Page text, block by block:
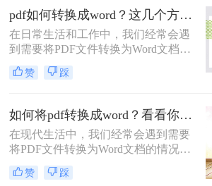
中，我们将介绍pdf转word怎么转换方
法，帮助您实现这一转换。
pdf如何转换成word？这几个方法教你轻松转换！
在日常生活和工作中，我们经常会遇
到需要将PDF文件转换为Word文档的
情况。转换后的文档可以方便地进行
编辑、排版和分享，满足不同的需
word方法，帮助您轻松实现转换。
赞 踩
如何将pdf转换成word？看看你最适合哪种方法！
在现代生活中，我们经常会遇到需要
将PDF文件转换为Word文档的情况。
不管是出于编辑需要，还是为了方便
和共享，将PDF转换为Word是一个十
赞 踩